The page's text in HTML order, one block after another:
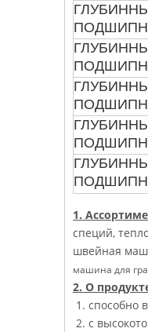
1.
специй,
швейная
машина для
2. О
1. способно
2. с